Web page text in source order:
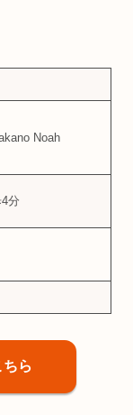
Noah
分
ら